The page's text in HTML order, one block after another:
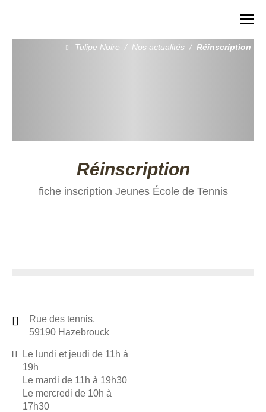
Tulipe Noire / Nos actualités / Réinscription
Réinscription
fiche inscription Jeunes École de Tennis
Rue des tennis,
59190 Hazebrouck
Le lundi et jeudi de 11h à
19h
Le mardi de 11h à 19h30
Le mercredi de 10h à
17h30